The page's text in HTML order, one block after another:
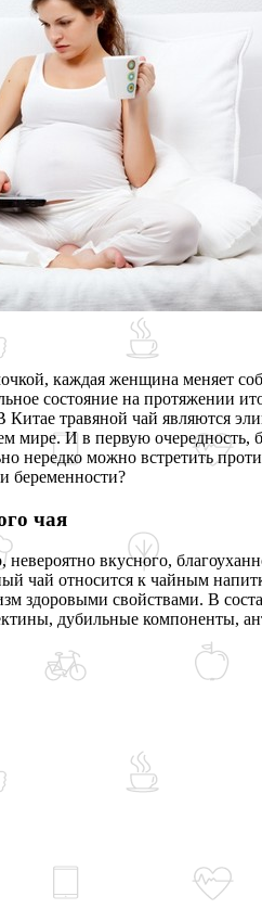
каждая женщина меняет
состояние на протяжении
травяной чай являются
мире. И в первую очередность,
нередко можно встретить
беременности?
чая
невероятно вкусного,
чай относится к чайным
здоровыми свойствами. В
дубильные компоненты,